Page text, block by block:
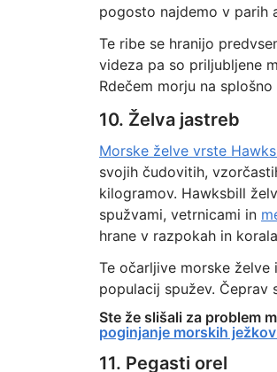
pogosto najdemo v parih
Te ribe se hranijo
videza pa so priljubljene
Rdečem morju na
10. Želva jastreb
Morske želve vrste
svojih čudovitih,
kilogramov. Hawksbill
spužvami, vetrnicami in
hrane v razpokah in
Te očarljive morske
populacij spužev.
Ste že slišali za problem
poginjanje morskih
11. Pegasti orel